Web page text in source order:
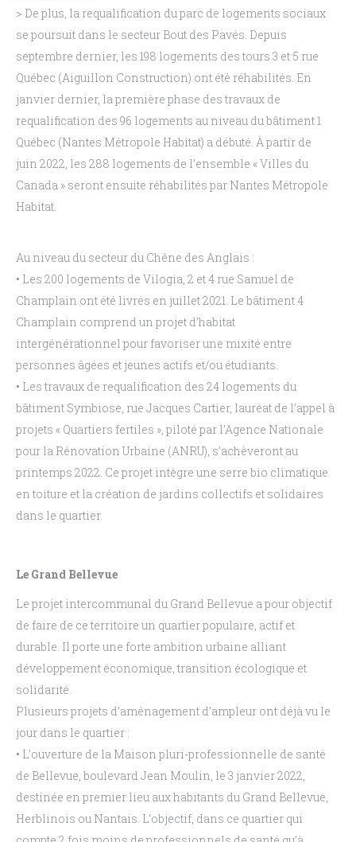
> De plus, la requalification du parc de logements sociaux
se poursuit dans le secteur Bout des Pavés. Depuis
septembre dernier, les 198 logements des tours 3 et 5 rue
Québec (Aiguillon Construction) ont été réhabilités. En
janvier dernier, la première phase des travaux de
requalification des 96 logements au niveau du bâtiment 1
Québec (Nantes Métropole Habitat) a débuté. Àpartir de
juin 2022, les 288 logements de l’ensemble « Villes du
Canada » seront ensuite réhabilités par Nantes Métropole
Habitat.
Au niveau du secteur du Chêne des Anglais :
• Les 200 logements de Vilogia, 2 et 4 rue Samuel de
Champlain ont été livrés en juillet 2021. Le bâtiment 4
Champlain comprend un projet d’habitat
intergénérationnel pour favoriser une mixité entre
personnes âgées et jeunes actifs et/ou étudiants.
• Les travaux de requalification des 24 logements du
bâtiment Symbiose, rue Jacques Cartier, lauréat de l’appel à
projets « Quartiers fertiles », piloté par l’Agence Nationale
pour la Rénovation Urbaine (ANRU), s’achèveront au
printemps 2022. Ce projet intègre une serre bio climatique
en toiture et la création de jardins collectifs et solidaires
dans le quartier.
Le Grand Bellevue
Le projet intercommunal du Grand Bellevue a pour objectif
de faire de ce territoire un quartierpopulaire, actif et
durable. Il porte une forte ambition urbaine alliant
développement économique, transition écologique et
solidarité.
Plusieurs projets d’aménagement d’ampleur ont déjà vu le
jour dans le quartier :
• L’ouverture de la Maison pluri-professionnelle de santé
de Bellevue, boulevard Jean Moulin, le 3 janvier2022,
destinée en premier lieu aux habitants du Grand Bellevue,
Herblinois ou Nantais. L’objectif, dans ce quartier qui